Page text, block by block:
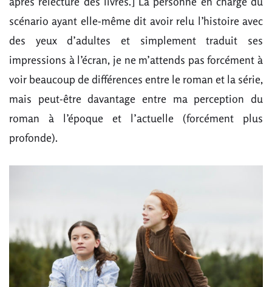
scénario ayant elle-même dit avoir relu l’histoire avec
des yeux d’adultes et simplement traduit ses
impressions à l’écran, je ne m’attends pas forcément à
voir beaucoup de différences entre le roman et la série,
mais peut-être davantage entre ma perception du
roman à l’époque et l’actuelle (forcément plus
profonde).